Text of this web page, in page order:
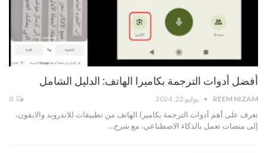
أفضل أدوات الترجمة بكاميرا الهاتف: الدليل الشامل
REEM NIZAM يوليو 22, 2024
تعرف على أهم أدوات الترجمة بكاميرا الهاتف من تطبيقات للاندرويد والايفون،
إلى منصات تعمل بالذكاء الاصطناعي، مع شرح…